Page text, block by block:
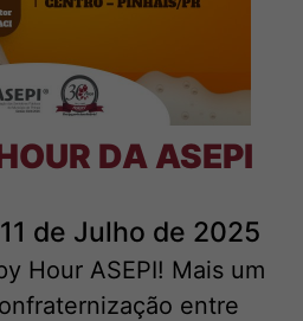
DA ASEPI
de Julho de 2025
Hour ASEPI! Mais um
entre